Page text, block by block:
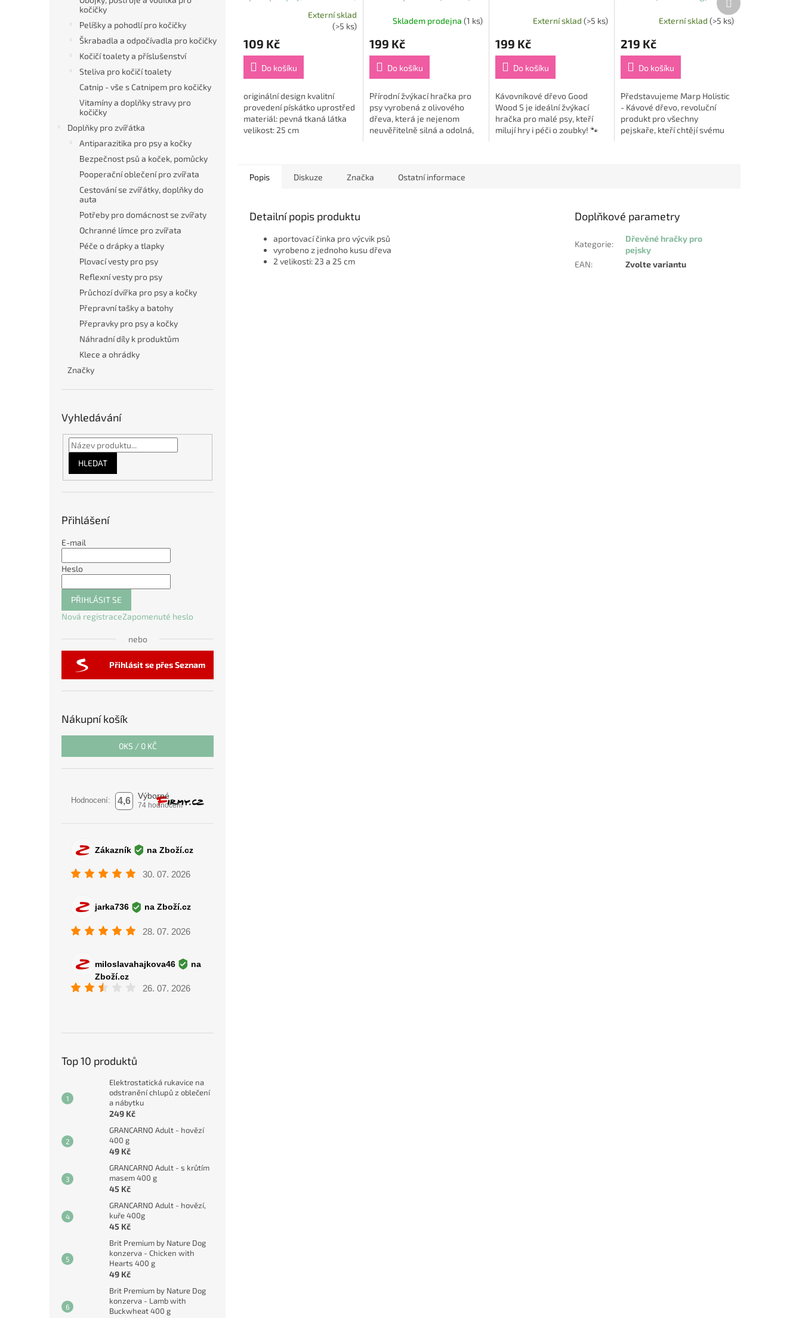
kočičky
Pelíšky a pohodlí pro kočičky
Škrabadla a odpočívadla pro kočičky
Kočičí toalety a příslušenství
Steliva pro kočičí toalety
Catnip - vše s Catnipem pro kočičky
Vitamíny a doplňky stravy pro
kočičky
Doplňky pro zvířátka
Antiparazitika pro psy a kočky
Bezpečnost psů a koček, pomůcky
Pooperační oblečení pro zvířata
Cestování se zvířátky, doplňky do
auta
Potřeby pro domácnost se zvířaty
Ochranné límce pro zvířata
Péče o drápky a tlapky
Plovací vesty pro psy
Reflexní vesty pro psy
Průchozí dvířka pro psy a kočky
Přepravní tašky a batohy
Přepravky pro psy a kočky
Náhradní díly k produktům
Klece a ohrádky
Značky
Vyhledávání
HLEDAT
Přihlášení
E-mail
Heslo
PŘIHLÁSIT SE
Nová registraceZapomenuté heslo
nebo
Přihlásit se přes Seznam
Nákupní košík
0KS / 0 KČ
Top 10 produktů
Elektrostatická rukavice na
odstranění chlupů z oblečení
a nábytku
249 Kč
GRANCARNO Adult - hovězí
400 g
49 Kč
GRANCARNO Adult - s krůtím
masem 400 g
45 Kč
GRANCARNO Adult - hovězí,
kuře 400g
45 Kč
Brit Premium by Nature Dog
konzerva - Chicken with
Hearts 400 g
49 Kč
Brit Premium by Nature Dog
konzerva - Lamb with
Buckwheat 400 g
produktu
je
z
hvězdiček.
Externí sklad
(>5 ks)
109 Kč
Do košíku
originální design kvalitní
provedení pískátko uprostřed
materiál: pevná tkaná látka
velikost: 25 cm
Skladem prodejna (1 ks)
199 Kč
Do košíku
Přírodní žvýkací hračka pro
psy vyrobená z olivového
dřeva, která je nejenom
neuvěřitelně silná a odolná,
Externí sklad(>5 ks)
199 Kč
Do košíku
Kávovníkové dřevo Good
Wood S je ideální žvýkací
hračka pro malé psy, kteří
milují hry i péči o zoubky! 🐾
Externí sklad (>5 ks)
219 Kč
Do košíku
Představujeme Marp Holistic
- Kávové dřevo, revoluční
produkt pro všechny
pejskaře, kteří chtějí svému
produkt
Popis Diskuze Značka Ostatní informace
Detailní popis produktu
aportovací činka pro výcvik psů
vyrobeno z jednoho kusu dřeva
2 velikosti: 23 a 25 cm
Doplňkové parametry
Kategorie:
Dřevěné hračky pro
pejsky
EAN: Zvolte variantu